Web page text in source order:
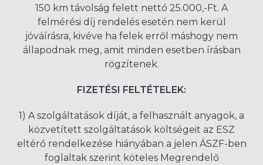
150 km távolság felett nettó 25.000,-Ft. A
felmérési díj rendelés esetén nem kerül
jóváírásra, kivéve ha felek erről máshogy nem
állapodnak meg, amit minden esetben írásban
rögzítenek.
FIZETÉSI FELTÉTELEK:
1) A szolgáltatások díját, a felhasznált anyagok, a
közvetített szolgáltatások költségeit az ESZ
eltérő rendelkezése hiányában a jelen ÁSZF-ben
foglaltak szerint köteles Megrendelő